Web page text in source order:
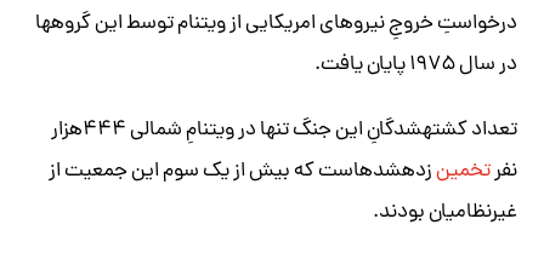
درخواستِ خروجِ نیروهای امریکایی از ویتنام توسط این گروه‎ها
در سال ۱۹۷۵ پایان یافت.
تعداد کشته‎شدگانِ این جنگ تنها در ویتنامِ شمالی ۴۴۴هزار
نفرتخمین
زده‎شده‎است که بیش از یک سوم این جمعیت از
غیرنظامیان بودند.